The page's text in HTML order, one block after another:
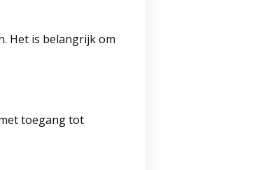
Het is belangrijk om
toegang tot